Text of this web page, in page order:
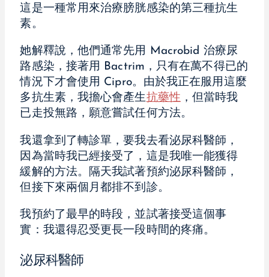
這是一種常用來治療膀胱感染的第三種抗生
素。
她解釋說，他們通常先用 Macrobid 治療尿
路感染，接著用 Bactrim，只有在萬不得已的
情況下才會使用 Cipro。由於我正在服用這麼
多抗生素，我擔心會產生抗藥性，但當時我
已走投無路，願意嘗試任何方法。
我還拿到了轉診單，要我去看泌尿科醫師，
因為當時我已經接受了，這是我唯一能獲得
緩解的方法。隔天我試著預約泌尿科醫師，
但接下來兩個月都排不到診。
我預約了最早的時段，並試著接受這個事
實：我還得忍受更長一段時間的疼痛。
泌尿科醫師